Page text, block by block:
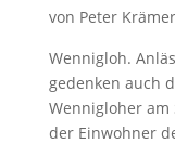
von Peter Krämer
Wennigloh.
gedenken auch
Wennigloher am
der Einwohner